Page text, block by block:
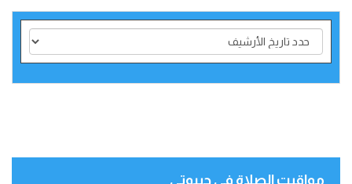
مواقيت الصلاة في جيبوتي‎